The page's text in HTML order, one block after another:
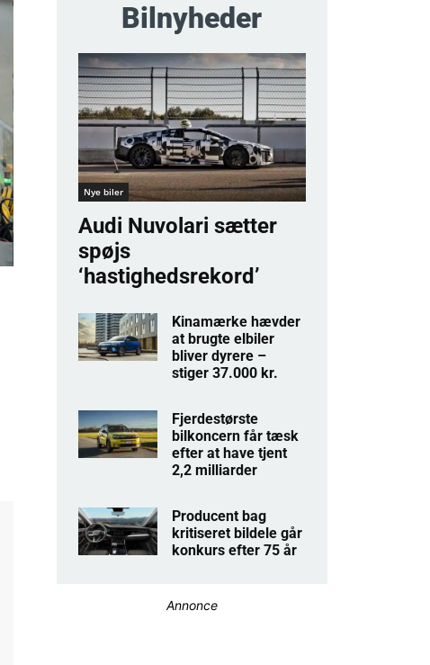
Bilnyheder
Nye biler
Audi Nuvolari sætter
spøjs
‘hastighedsrekord’
Kinamærke hævder
at brugte elbiler
bliver dyrere –
stiger 37.000 kr.
Fjerdestørste
bilkoncern får tæsk
efter at have tjent
2,2 milliarder
Producent bag
kritiseret bildele går
konkurs efter 75 år
Annonce